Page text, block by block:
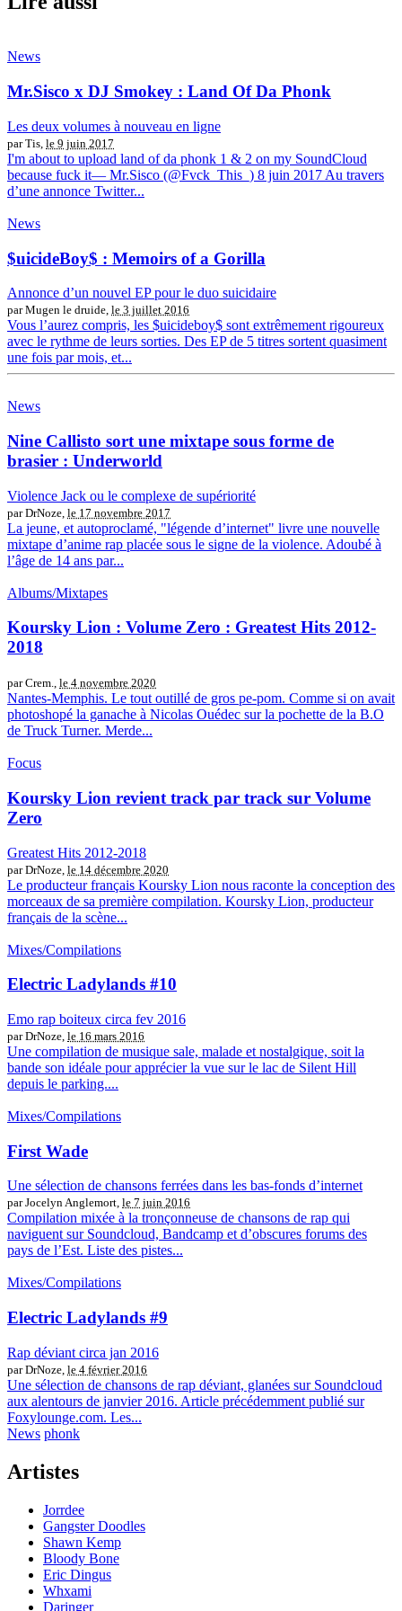
News
Mr.Sisco x DJ Smokey : Land Of Da Phonk
Les deux volumes à nouveau en ligne
par Tis, le 9 juin 2017
I'm about to upload land of da phonk 1 & 2 on my SoundCloud
because fuck it— Mr.Sisco (@Fvck_This_) 8 juin 2017 Au travers
d’une annonce Twitter...
News
$uicideBoy$ : Memoirs of a Gorilla
Annonce d’un nouvel EP pour le duo suicidaire
par Mugen le druide, le 3 juillet 2016
Vous l’aurez compris, les $uicideboy$ sont extrêmement rigoureux
avec le rythme de leurs sorties. Des EP de 5 titres sortent quasiment
une fois par mois, et...
News
Nine Callisto sort une mixtape sous forme de
brasier : Underworld
Violence Jack ou le complexe de supériorité
par DrNoze, le 17 novembre 2017
La jeune, et autoproclamé, "légende d’internet" livre une nouvelle
mixtape d’anime rap placée sous le signe de la violence. Adoubé à
l’âge de 14 ans par...
Albums/Mixtapes
Koursky Lion : Volume Zero : Greatest Hits 2012​-​
2018
par Crem., le 4 novembre 2020
Nantes-Memphis. Le tout outillé de gros pe-pom. Comme si on avait
photoshopé la ganache à Nicolas Ouédec sur la pochette de la B.O
de Truck Turner. Merde...
Focus
Koursky Lion revient track par track sur Volume
Zero
Greatest Hits 2012​-​2018
par DrNoze, le 14 décembre 2020
Le producteur français Koursky Lion nous raconte la conception des
morceaux de sa première compilation. Koursky Lion, producteur
français de la scène...
Mixes/Compilations
Electric Ladylands #10
Emo rap boiteux circa fev 2016
par DrNoze, le 16 mars 2016
Une compilation de musique sale, malade et nostalgique, soit la
bande son idéale pour apprécier la vue sur le lac de Silent Hill
depuis le parking....
Mixes/Compilations
First Wade
Une sélection de chansons ferrées dans les bas-fonds d’internet
par Jocelyn Anglemort, le 7 juin 2016
Compilation mixée à la tronçonneuse de chansons de rap qui
naviguent sur Soundcloud, Bandcamp et d’obscures forums des
pays de l’Est. Liste des pistes...
Mixes/Compilations
Electric Ladylands #9
Rap déviant circa jan 2016
par DrNoze, le 4 février 2016
Une sélection de chansons de rap déviant, glanées sur Soundcloud
aux alentours de janvier 2016. Article précédemment publié sur
Foxylounge.com. Les...
News phonk
Artistes
Jorrdee
Gangster Doodles
Shawn Kemp
Bloody Bone
Eric Dingus
Whxami
Daringer